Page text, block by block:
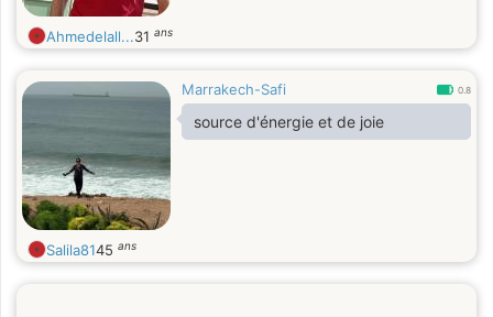
Ahmedelall...31 ans
Marrakech-Safi 0.8
source d'énergie et de joie
Salila8145 ans